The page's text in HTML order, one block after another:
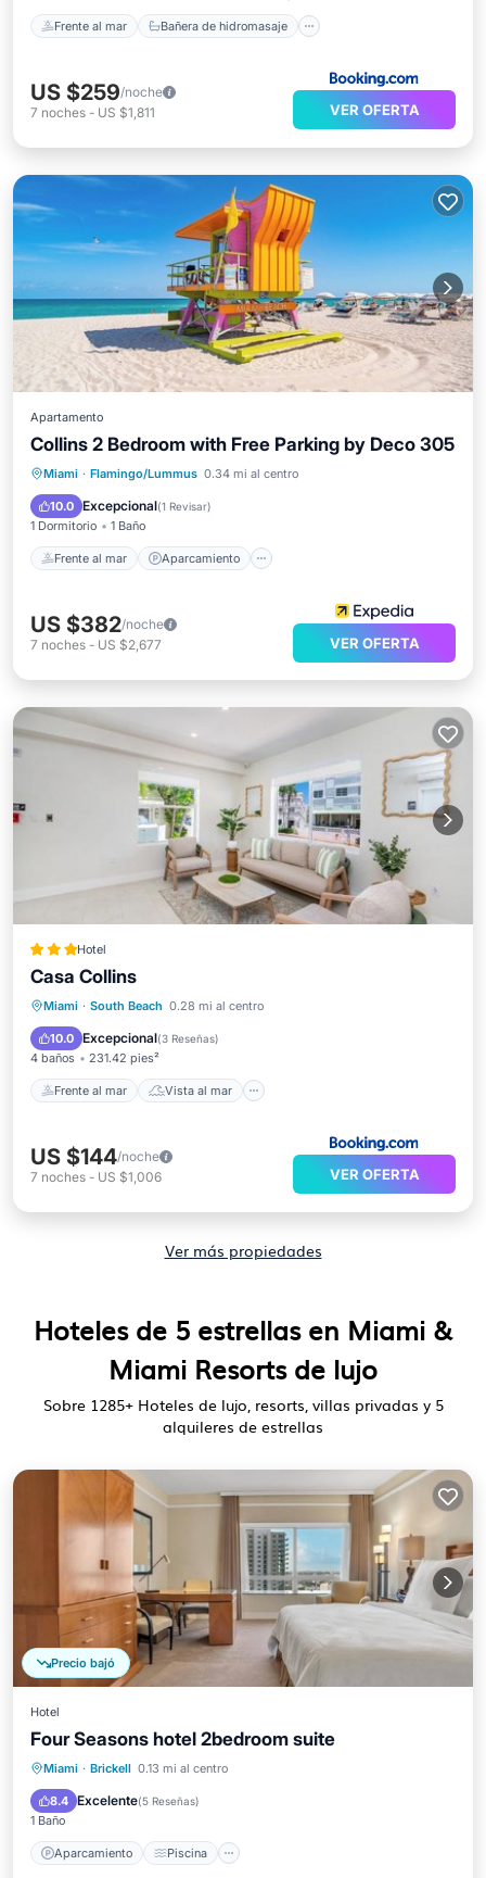
Frente al mar Bañera de hidromasaje
US $259/noche
7 noches - US $1,811 VER OFERTA
Apartamento
Collins 2 Bedroom with Free Parking by Deco 305
Miami · Flamingo/Lummus 0.34 mi al centro
10.0 Excepcional(1 Revisar)
1 Dormitorio 1 Baño
Frente al mar Aparcamiento
Frente al mar
Aparcamiento
Vista al mar
US $382/noche
7 noches - US $2,677 VER OFERTA
Hotel
Casa Collins
Miami · South Beach 0.28 mi al centro
10.0 Excepcional(3 Reseñas)
4 baños 231.42 pies²
Frente al mar Vista al mar
Frente al mar Vista al mar
Cocina
US $144/noche
7 noches - US $1,006 VER OFERTA
Ver más propiedades
Hoteles de 5 estrellas en Miami &
Miami Resorts de lujo
Sobre 1285+ Hoteles de lujo, resorts, villas privadas y 5
alquileres de estrellas
Precio bajó
Hotel
Four Seasons hotel 2bedroom suite
Miami · Brickell 0.13 mi al centro
8.4 Excelente(5 Reseñas)
1 Baño
Aparcamiento Piscina
Aparcamiento
Cocina